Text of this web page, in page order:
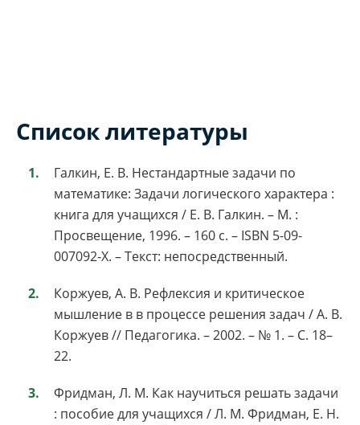
Список литературы
Галкин, Е. В. Нестандартные задачи по
математике: Задачи логического характера :
книга для учащихся / Е. В. Галкин. – М. :
Просвещение, 1996. – 160 с. – ISBN 5-09-
007092-Х. – Текст: непосредственный.
Коржуев, А. В. Рефлексия и критическое
мышление в в процессе решения задач / А. В.
Коржуев // Педагогика. – 2002. – № 1. – С. 18–
22.
Фридман, Л. М. Как научиться решать задачи
: пособие для учащихся / Л. М. Фридман, Е. Н.